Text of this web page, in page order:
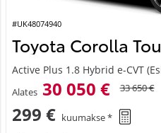
#UK48074940
Toyota Corolla
Active Plus 1.8 Hybrid e-CVT
Alates 30 050 € 33 650 €
299 € kuumakse *